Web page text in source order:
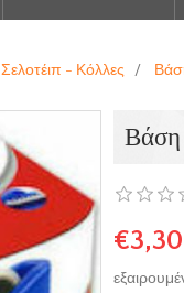
Σελοτέιπ - Κόλλες /